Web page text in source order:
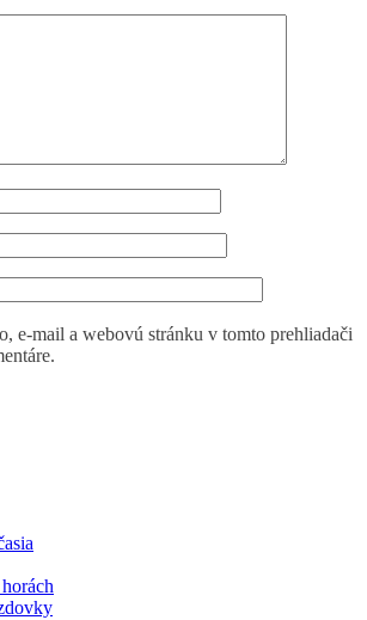
e-mail a webovú stránku v tomto prehliadači